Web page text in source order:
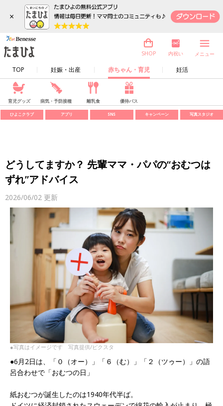
×
TOP 妊娠・出産 赤ちゃん・育児 妊活
SHOP 内祝い メニュー
育児グッズ 病気・予防接種 離乳食 優待パス
ひよこクラブ アプリ SNS キャンペーン 写真スタジオ
どうしてますか？ 先輩ママ・パパの“おむつは
ずれ”アドバイス
2026/06/02 更新
●写真はイメージです 写真提供/ピクスタ
●6月2日は、「０（オー）」「６（む）」「２（ツゥー）」の語
呂合わせで「おむつの日」
紙おむつが誕生したのは1940年代半ば。